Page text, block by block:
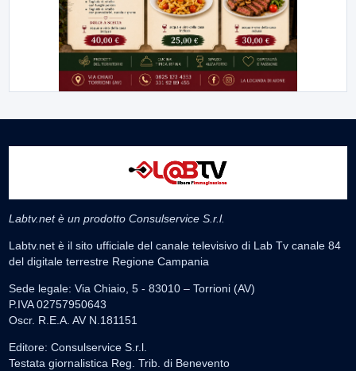
Labtv.net è un prodotto Consulservice S.r.l.
Labtv.net è il sito ufficiale del canale televisivo di Lab Tv canale 84
del digitale terrestre Regione Campania
Sede legale: Via Chiaio, 5 - 83010 – Torrioni (AV)
P.IVA 02757950643
Oscr. R.E.A. AV N.181151
Editore: Consulservice S.r.l.
Testata giornalistica Reg. Trib. di Benevento